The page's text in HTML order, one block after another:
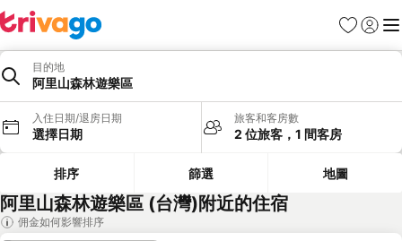
我的最愛
登入 選
目的地
阿里山森林遊樂區
入住日期/退房日期
選擇日期
旅客和客房數
2 位旅客，1 間客房
排序 篩選 地圖
阿里山森林遊樂區 (台灣)附近的住宿
佣金如何影響排序